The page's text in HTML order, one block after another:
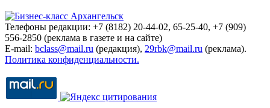
Телефоны редакции: +7 (8182) 20-44-02, 65-25-40, +7 (909)
556-2850 (реклама в газете и на сайте)
E-mail: bclass@mail.ru (редакция), 29rbk@mail.ru (реклама).
Политика конфиденциальности.